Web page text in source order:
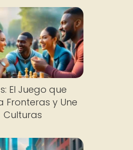
El Juego que
Fronteras y Une
Culturas